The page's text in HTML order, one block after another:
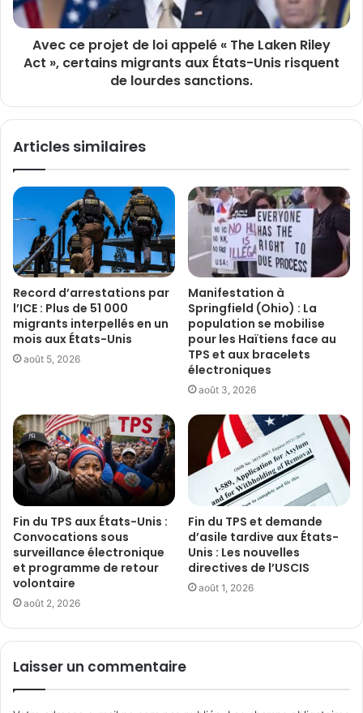
Avec ce projet de loi appelé « The Laken Riley
Act », certains migrants aux États-Unis risquent
de lourdes sanctions.
Articles similaires
Record d’arrestations par
l’ICE : Plus de 51 000
migrants interpellés en un
mois aux États-Unis
août 5, 2026
Manifestation à
Springfield (Ohio) : La
population se mobilise
pour les Haïtiens face au
TPS et aux bracelets
électroniques
août 3, 2026
Fin du TPS aux États-Unis :
Convocations sous
surveillance électronique
et programme de retour
volontaire
août 2, 2026
Fin du TPS et demande
d’asile tardive aux États-
Unis : Les nouvelles
directives de l’USCIS
août 1, 2026
Laisser un commentaire